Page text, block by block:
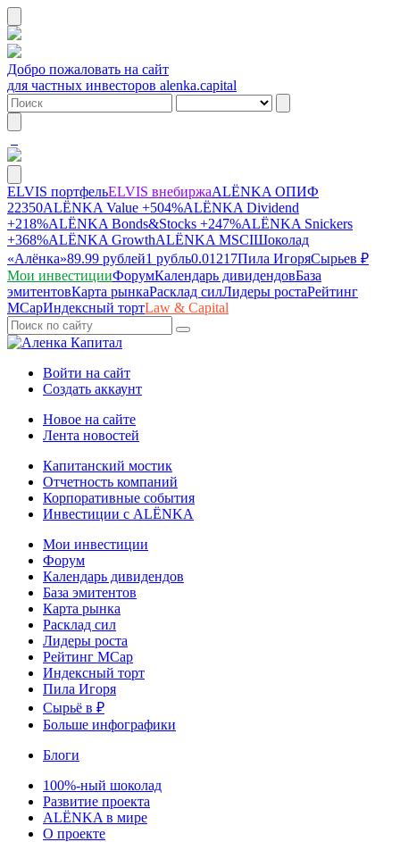
Добро пожаловать на сайт
для частных инвесторов alenka.capital
ELVIS портфельELVIS внебиржаALЁNKA ОПИФ
22350ALЁNKA Value +504%ALЁNKA Dividend
+218%ALЁNKA Bonds&Stocks +247%ALЁNKA Snickers
+368%ALЁNKA GrowthALЁNKA MSCIШоколад
«Алёнка»89.99 рублей1 рубль0.01217Пила ИгоряСырьев ₽
Мои инвестицииФорумКалендарь дивидендовБаза
эмитентовКарта рынкаРасклад силЛидеры ростаРейтинг
MCapИндексный тортLaw & Capital
Войти на сайт
Создать аккаунт
Новое на сайте
Лента новостей
Капитанский мостик
Отчетность компаний
Корпоративные события
Инвестиции с ALЁNKA
Мои инвестиции
Форум
Календарь дивидендов
База эмитентов
Карта рынка
Расклад сил
Лидеры роста
Рейтинг MCap
Индексный торт
Пила Игоря
Сырьё в ₽
Больше инфографики
Блоги
100%-ный шоколад
Развитие проекта
ALЁNKA в мире
О проекте